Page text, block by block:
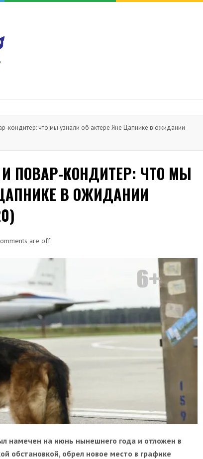
кондитер: что мы узнали об актере Яне Цапнике в ожидании
ПОВАР-КОНДИТЕР: ЧТО МЫ
В ОЖИДАНИИ
are off
намечен на июнь нынешнего года и отложен в
обстановкой, обрел новое место в графике